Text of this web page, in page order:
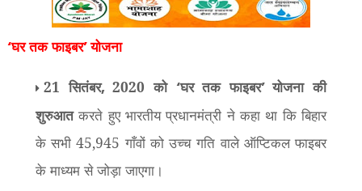
‘घर तक फाइबर’योजना
21 सितंबर,2020 को ‘घर तक फाइबर’योजना की
शुरुआतकरते हुए भारतीय प्रधानमंत्री ने कहा था कि बिहार
के सभी 45,945 गाँवों को उच्च गति वाले ऑप्टिकल फाइबर
के माध्यम से जोड़ा जाएगा।